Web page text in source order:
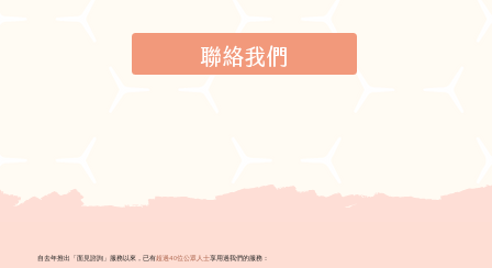
聯絡我們
自去年推出「面見諮詢」服務以來，已有超過40位公眾人士享用過我們的服務：